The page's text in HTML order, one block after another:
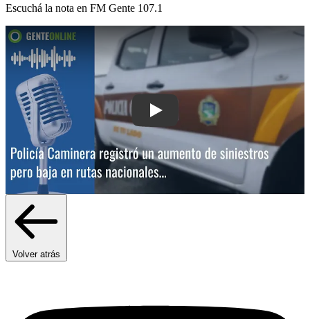
Escuchá la nota en FM Gente 107.1
Play: Policía Caminera registró un
Volver atrás